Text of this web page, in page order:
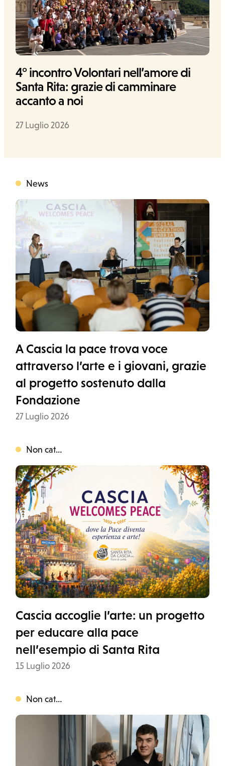
Ufficio stampa
4° incontro Volontari nell’amore di
Santa Rita: grazie di camminare
accanto a noi
Data
27 Luglio 2026
Categoria
News
A Cascia la pace trova voce
attraverso l’arte e i giovani, grazie
al progetto sostenuto dalla
Fondazione
Data
27 Luglio 2026
Categoria Non categorizzato
Cascia accoglie l’arte: un progetto
per educare alla pace
nell’esempio di Santa Rita
Data
15 Luglio 2026
Categoria Non categorizzato